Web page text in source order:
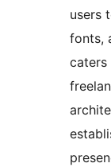
users
fonts,
caters